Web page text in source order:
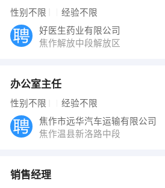
性别不限 经验不限
好医生药业有限公司
焦作解放中段解放区
办公室主任
性别不限 经验不限
焦作市远华汽车运输有限公司
焦作温县新洛路中段
销售经理